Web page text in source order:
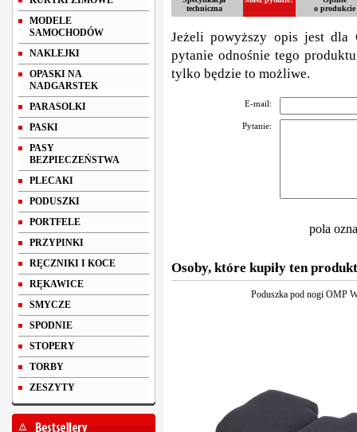
MODELE
SAMOCHODÓW
NAKLEJKI
OPASKI NA
NADGARSTEK
PARASOLKI
PASKI
PASY
BEZPIECZEŃSTWA
PLECAKI
PODUSZKI
PORTFELE
PRZYPINKI
RĘCZNIKI I KOCE
RĘKAWICE
SMYCZE
SPODNIE
STOPERY
TORBY
ZESZYTY
techniczna
o produkcie
Jeżeli powyższy opis jest dla
pytanie odnośnie tego
tylko będzie to możliwe.
E-mail:
Pytanie:
pola
Osoby, które kupiły ten
Poduszka pod nogi OMP